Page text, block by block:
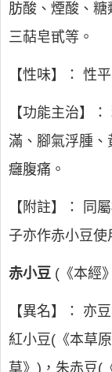
肪酸、煙酸、糖
三萜皂甙等。
【性味】： 性
【功能主治】
滿、腳氣浮腫
癰腹痛。
【附註】： 同
子亦作赤小豆使
赤小豆 (《本經
【異名】： 亦
紅小豆(《本草
草》)，朱赤豆(